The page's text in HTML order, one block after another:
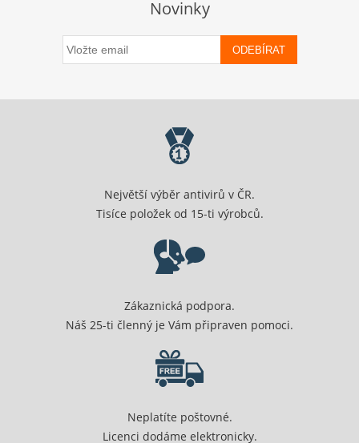
Novinky
ODEBÍRAT
Největší výběr antivirů v ČR.
Tisíce položek od 15-ti výrobců.
Zákaznická podpora.
Náš 25-ti členný je Vám připraven pomoci.
Neplatíte poštovné.
Licenci dodáme elektronicky.